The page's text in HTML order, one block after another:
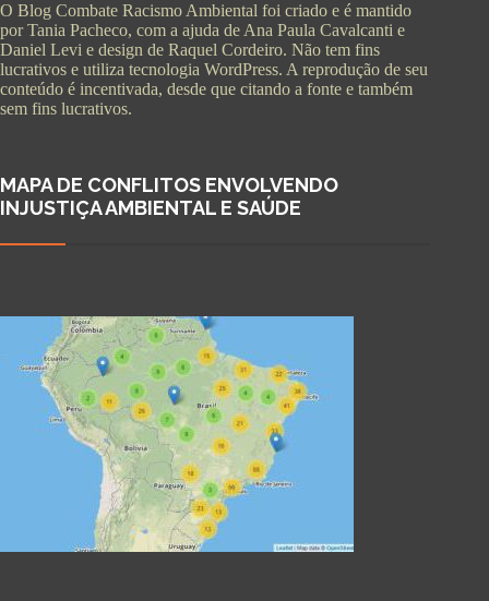
O Blog Combate Racismo Ambiental foi criado e é mantido
por Tania Pacheco, com a ajuda de Ana Paula Cavalcanti e
Daniel Levi e design de Raquel Cordeiro. Não tem fins
lucrativos e utiliza tecnologia WordPress. A reprodução de seu
conteúdo é incentivada, desde que citando a fonte e também
sem fins lucrativos.
MAPA DE CONFLITOS ENVOLVENDO
INJUSTIÇA AMBIENTAL E SAÚDE